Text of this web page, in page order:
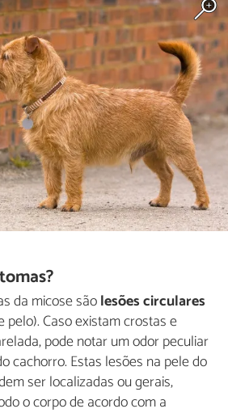
da micose sãolesões circulares
pelo). Caso existam crostas e
pode notar um odor peculiar
cachorro. Estas lesões na pele do
ser localizadas ou gerais,
o corpo de acordo com a